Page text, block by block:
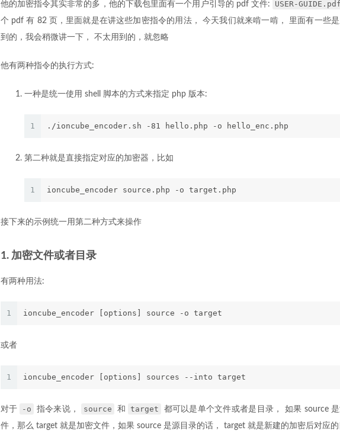
他的加密指令其实非常的多，他的下载包里面有一个用户引导的 pdf 文件: USER-GUIDE.pdf
个 pdf 有 82 页，里面就是在讲这些加密指令的用法， 今天我们就来啃一啃， 里面有一些
到的，我会稍微讲一下， 不太用到的，就忽略
他有两种指令的执行方式:
一种是统一使用 shell 脚本的方式来指定 php 版本:
1 ./ioncube_encoder.sh -81 hello.php -o hello_enc.php
第二种就是直接指定对应的加密器，比如
1 ioncube_encoder source.php -o target.php
接下来的示例统一用第二种方式来操作
1. 加密文件或者目录
有两种用法:
1 ioncube_encoder [options] source -o target
或者
1 ioncube_encoder [options] sources --into target
对于 -o 指令来说， source 和 target
都可以是单个文件或者是目录， 如果 source
件，那么 target 就是加密文件，如果 source 是源目录的话， target 就是新建的加密后对应